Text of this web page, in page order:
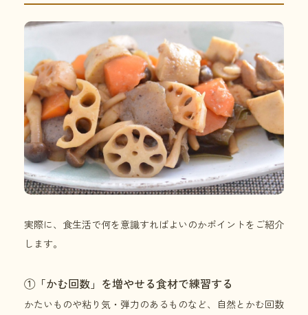
実際に、食生活で何を意識すればよいのかポイントをご紹介
します。
①「かむ回数」を増やせる食材で練習する
かたいものや粘り気・弾力のあるものなど、自然とかむ回数